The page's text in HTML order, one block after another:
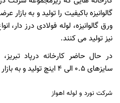
گالوانیزه باکیفیت را تولید و به
ورق گالوانیزه، لوله فولادی درز دار،
نیز تولید می ‌کنند.
سایزهای 0.5 الی 4 اینچ تولید و به بازار ایران عرضه می‌ کند.
شرکت نورد و لوله اهواز